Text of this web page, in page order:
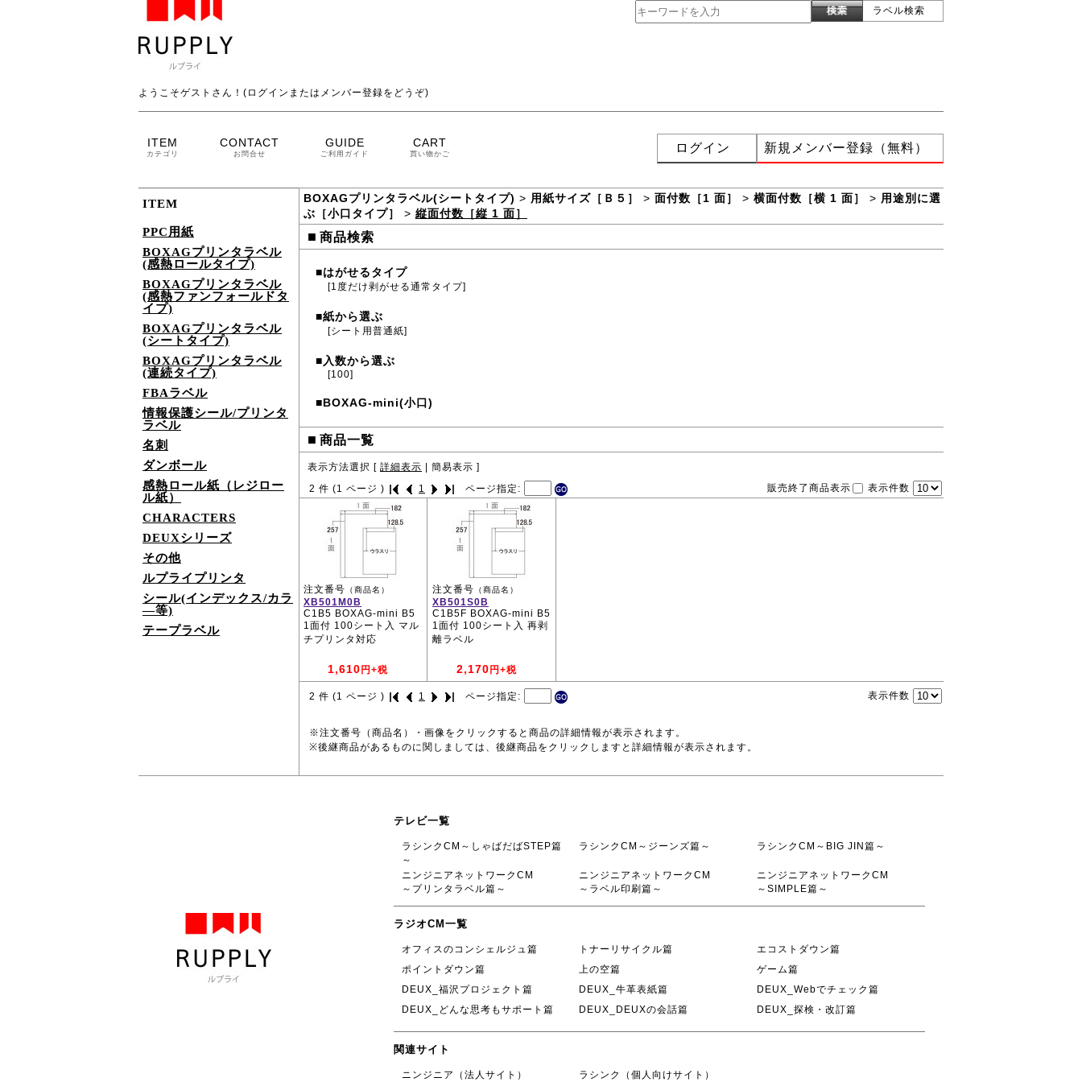
ラベル検索
ようこそゲストさん！(ログインまたはメンバー登録をどうぞ)
ITEM
カテゴリ
CONTACT
お問合せ
GUIDE
ご利用ガイド
CART
買い物かご ログイン 新規メンバー登録（無料）
ITEM
PPC用紙
BOXAGプリンタラベル
(感熱ロールタイプ)
BOXAGプリンタラベル
(感熱ファンフォールドタ
イプ)
BOXAGプリンタラベル
(シートタイプ)
BOXAGプリンタラベル
(連続タイプ)
FBAラベル
情報保護シール/プリンタ
ラベル
名刺
ダンボール
感熱ロール紙（レジロー
ル紙）
CHARACTERS
DEUXシリーズ
その他
ルプライプリンタ
シール(インデックス/カラ
―等)
テープラベル
BOXAGプリンタラベル(シートタイプ) > 用紙サイズ［Ｂ５］ > 面付数［1 面］ > 横面付数［横 1 面］ > 用途別に選
ぶ［小口タイプ］
> 縦面付数［縦 1 面］
■ 商品検索
■はがせるタイプ
[1度だけ剥がせる通常タイプ]
■紙から選ぶ
[シート用普通紙]
■ 入数から選ぶ
[100]
■BOXAG-mini(小口)
■ 商品一覧
表示方法選択 [ 詳細表示 簡易表示 ]
2 件 (1 ページ ) 1 ページ指定: 販売終了商品表示 表示件数
注文番号 （商品名）
XB501M0B
C1B5 BOXAG-mini B5
1面付 100シート入 マル
チプリンタ対応
1,610 円+税
注文番号 （商品名）
XB501S0B
C1B5F BOXAG-mini B5
1面付 100シート入 再剥
離ラベル
2,170 円+税
2 件 (1 ページ ) 1 ページ指定: 表示件数
※注文番号（商品名）・画像をクリックすると商品の詳細情報が表示されます。
※後継商品があるものに関しましては、後継商品をクリックしますと詳細情報が表示されます。
テレビ一覧
ラシンクCM～しゃばだばSTEP篇
～
ラシンクCM～ジーンズ篇～ ラシンクCM～BIG JIN篇～
ニンジニアネットワークCM
～プリンタラベル篇～
ニンジニアネットワークCM
～ラベル印刷篇～
ニンジニアネットワークCM
～SIMPLE篇～
ラジオCM一覧
オフィスのコンシェルジュ篇 トナーリサイクル篇
エコストダウン篇
ポイントダウン篇
上の空篇
ゲーム篇
DEUX_福沢プロジェクト篇
DEUX_牛革表紙篇
DEUX_Webでチェック篇
DEUX_どんな思考もサポート篇
DEUX_DEUXの会話篇 DEUX_探検・改訂篇
関連サイト
ニンジニア（法人サイト） ラシンク（個人向けサイト）